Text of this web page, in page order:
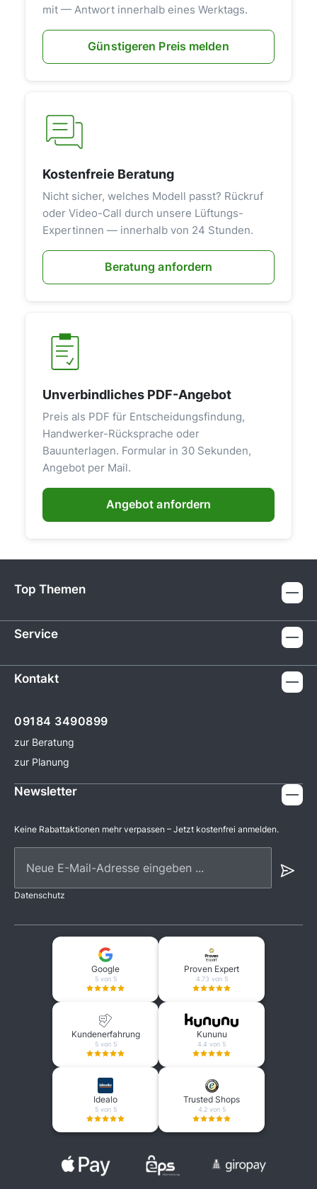
mit — Antwort innerhalb eines Werktags.
Günstigeren Preis melden
Kostenfreie Beratung
Nicht sicher, welches Modell passt? Rückruf
oder Video-Call durch unsere Lüftungs-
Expertinnen — innerhalb von 24 Stunden.
Beratung anfordern
Unverbindliches PDF-Angebot
Preis als PDF für Entscheidungsfindung,
Handwerker-Rücksprache oder
Bauunterlagen. Formular in 30 Sekunden,
Angebot per Mail.
Angebot anfordern
Top Themen
Service
Kontakt
09184 3490899
zur Beratung
zur Planung
Newsletter
Keine Rabattaktionen mehr verpassen – Jetzt kostenfrei anmelden.
Datenschutz
Google
5 von 5
Proven Expert
4.73 von 5
Kundenerfahrung
5 von 5
Kununu
4.4 von 5
Idealo
5 von 5
Trusted Shops
4.2 von 5